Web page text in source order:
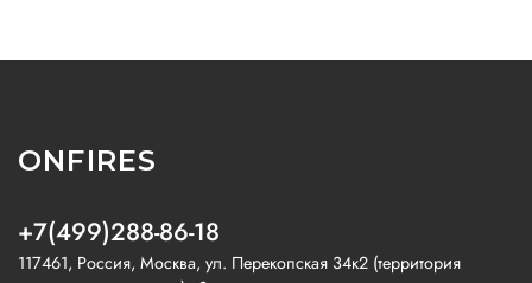
ONFIRES
+7(499)288-86-18
117461, Россия, Москва, ул. Перекопская 34к2 (территория